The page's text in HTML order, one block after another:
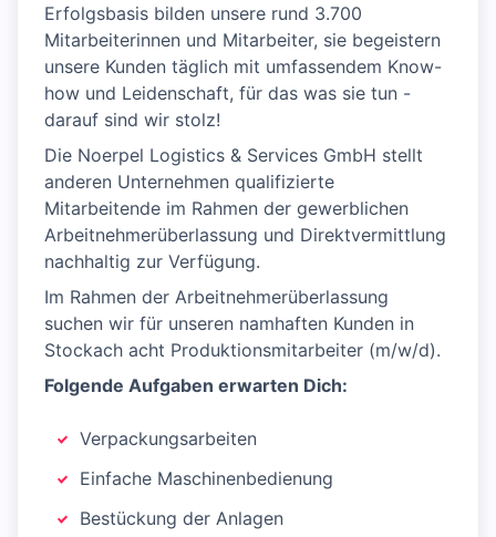
Erfolgsbasis bilden unsere rund 3.700
Mitarbeiterinnen und Mitarbeiter, sie begeistern
unsere Kunden täglich mit umfassendem Know-
how und Leidenschaft, für das was sie tun -
darauf sind wir stolz!
Die Noerpel Logistics & Services GmbH stellt
anderen Unternehmen qualifizierte
Mitarbeitende im Rahmen der gewerblichen
Arbeitnehmerüberlassung und Direktvermittlung
nachhaltig zur Verfügung.
Im Rahmen der Arbeitnehmerüberlassung
suchen wir für unseren namhaften Kunden in
Stockach acht Produktionsmitarbeiter (m/w/d).
Folgende Aufgaben erwarten Dich:
Verpackungsarbeiten
Einfache Maschinenbedienung
Bestückung der Anlagen